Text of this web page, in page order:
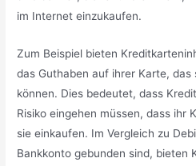
im Internet einzukaufen.
Zum Beispiel bieten
das Guthaben auf ihrer Karte,
können. Dies bedeutet, dass
Risiko eingehen müssen, dass ihr
sie einkaufen. Im Vergleich zu
Bankkonto gebunden sind, bieten